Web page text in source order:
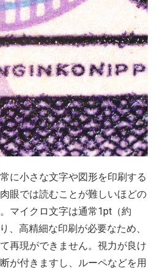
に小さな文字や図形を印刷する
眼では読むことが難しいほどの
マイクロ文字は通常1pt（約
、高精細な印刷が必要なため、
再現ができません。視力が良け
が付きますし、ルーペなどを用